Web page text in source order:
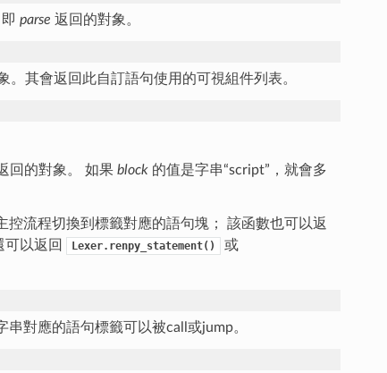
parse 返回的對象。
。其會返回此自訂語句使用的可視組件列表。
回的對象。 如果 block的值是字串“script”，就會多
流程切換到標籤對應的語句塊； 該函數也可以返
以返回 Lexer.renpy_statement() 或
對應的語句標籤可以被call或jump。